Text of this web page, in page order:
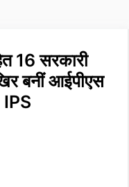
16 सरकारी
बनीं आईपीएस